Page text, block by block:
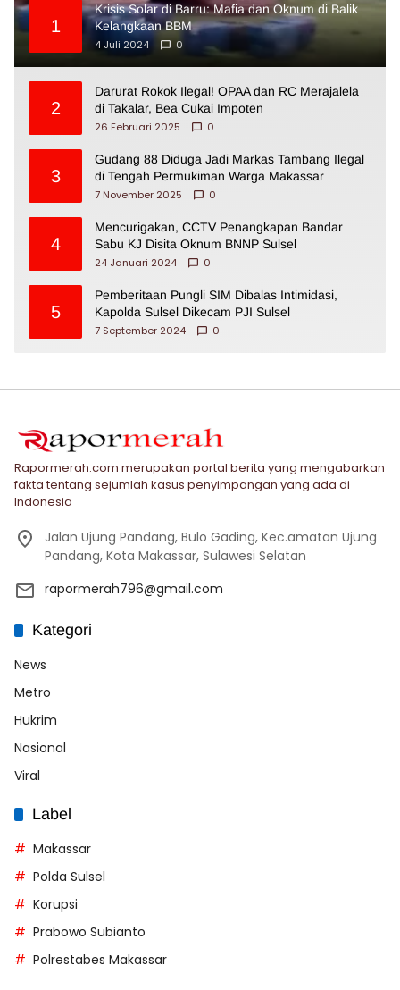
1
Krisis Solar di Barru: Mafia dan Oknum di Balik
Kelangkaan BBM
4 Juli 2024
0
2
Darurat Rokok Ilegal! OPAA dan RC Merajalela
di Takalar, Bea Cukai Impoten
26 Februari 2025
0
3
Gudang 88 Diduga Jadi Markas Tambang Ilegal
di Tengah Permukiman Warga Makassar
7 November 2025
0
4
Mencurigakan, CCTV Penangkapan Bandar
Sabu KJ Disita Oknum BNNP Sulsel
24 Januari 2024
0
5
Pemberitaan Pungli SIM Dibalas Intimidasi,
Kapolda Sulsel Dikecam PJI Sulsel
7 September 2024
0
Rapormerah.com merupakan portal berita yang mengabarkan
fakta tentang sejumlah kasus penyimpangan yang ada di
Indonesia
Jalan Ujung Pandang, Bulo Gading, Kec.amatan Ujung
Pandang, Kota Makassar, Sulawesi Selatan
rapormerah796@gmail.com
Kategori
News
Metro
Hukrim
Nasional
Viral
Label
Makassar
Polda Sulsel
Korupsi
Prabowo Subianto
Polrestabes Makassar